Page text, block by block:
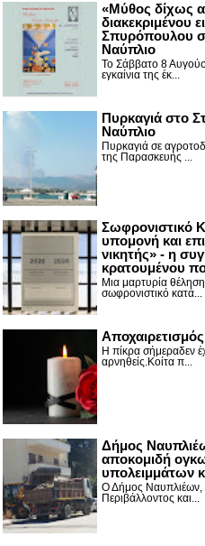
«Μύθος δίχως
διακεκριμένου
Σπυρόπουλου
Ναύπλιο
Το Σάββατο 8
εγκαίνια της έκ...
Πυρκαγιά στο
Ναύπλιο
Πυρκαγιά σε
της Παρασκευής ...
Σωφρονιστικό
υπομονή και
νικητής» - η
κρατουμένου
Μια μαρτυρία
σωφρονιστικό κατά...
Η πίκρα σήμεραδεν
αρνηθείς.Κοίτα π...
Δήμος
αποκομιδή
υπολειμμάτων
Ο Δήμος Ναυπλιέων,
Περιβάλλοντος και...